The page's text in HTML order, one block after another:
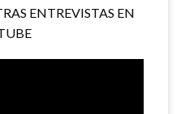
ENTREVISTAS EN